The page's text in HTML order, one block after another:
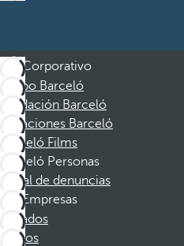
Corporativo
Grupo Barceló
Fundación Barceló
Vacaciones Barceló
Barceló Films
Barceló Personas
Canal de denuncias
Empresas
Afiliados
Socios